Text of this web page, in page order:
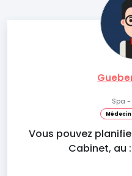
Spa
Vous pouvez
Cabinet, au